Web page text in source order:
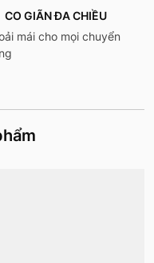
CO GIÃN ĐA CHIỀU
mái cho mọi chuyển